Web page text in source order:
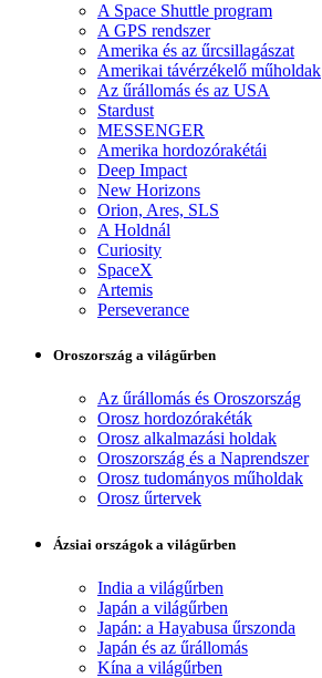
A Space Shuttle program
A GPS rendszer
Amerika és az űrcsillagászat
Amerikai távérzékelő műholdak
Az űrállomás és az USA
Stardust
MESSENGER
Amerika hordozórakétái
Deep Impact
New Horizons
Orion, Ares, SLS
A Holdnál
Curiosity
SpaceX
Artemis
Perseverance
Oroszország a világűrben
Az űrállomás és Oroszország
Orosz hordozórakéták
Orosz alkalmazási holdak
Oroszország és a Naprendszer
Orosz tudományos műholdak
Orosz űrtervek
Ázsiai országok a világűrben
India a világűrben
Japán a világűrben
Japán: a Hayabusa űrszonda
Japán és az űrállomás
Kína a világűrben